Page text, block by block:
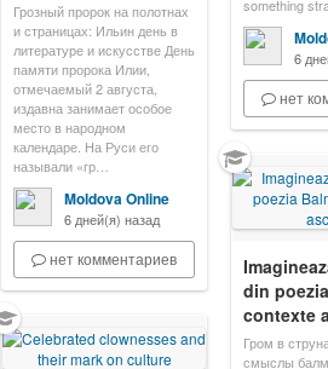
something
6
нет
Грозный пророк на полотнах
и страницах: Ильин день в
литературе и искусстве День
памяти пророка Илии,
отмечаемый 2 августа,
издавна занимает особое
место в народном
календаре. На Руси его
называли «гр…
Moldova Online
6 дней(я) назад
нет комментариев
din
contexte
Гром в
смыслы